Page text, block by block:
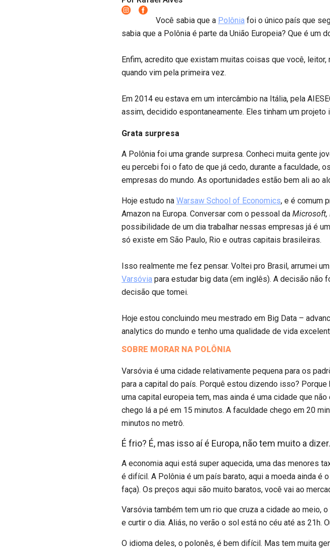
Você sabia que a Polônia foi o único país que
sabia que a Polônia é parte da União Europeia? Que é um
Enfim, acredito que existam muitas coisas que você,
quando vim pela primeira vez.
Em 2014 eu estava em um intercâmbio na Itália, pela
assim, decidido espontaneamente. Eles tinham um projeto
Grata surpresa
A Polônia foi uma grande surpresa. Conheci muita gente
eu percebi foi o fato de que já cedo, durante a faculdade,
empresas do mundo. As oportunidades estão bem ali ao
Hoje estudo na Warsaw School of Economics, e é comum
Amazon na Europa. Conversar com o pessoal da Microsoft,
possibilidade de um dia trabalhar nessas empresas já é
só existe em São Paulo, Rio e outras capitais brasileiras.
Isso realmente me fez pensar. Voltei pro Brasil, arrumei
Varsóvia para estudar big data (em inglês). A decisão
decisão que tomei.
Hoje estou concluindo meu mestrado em Big Data –
analytics do mundo e tenho uma qualidade de vida
SOBRE MORAR NA POLÔNIA
Varsóvia é uma cidade relativamente pequena para os
para a capital do país. Porquê estou dizendo isso?
uma capital europeia tem, mas ainda é uma cidade que
chego lá a pé em 15 minutos. A faculdade chego em 20
minutos no metrô.
É frio? É, mas isso aí é Europa, não tem muito a dizer.
A economia aqui está super aquecida, uma das menores
é difícil. A Polônia é um país barato, aqui a moeda ainda é
faça). Os preços aqui são muito baratos, você vai ao
Varsóvia também tem um rio que cruza a cidade ao meio, o
e curtir o dia. Aliás, no verão o sol está no céu até as 21h.
O idioma deles, o polonês, é bem difícil. Mas tem muita